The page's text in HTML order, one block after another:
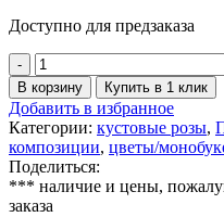
Доступно для предзаказа
Количество
товара
Розы
премиальных
сортов
В корзину Купить в 1 клик
Добавить в избранное
Категории: кустовые розы,
композиции, цветы/
Поделиться:
*** наличие и цены,
заказа